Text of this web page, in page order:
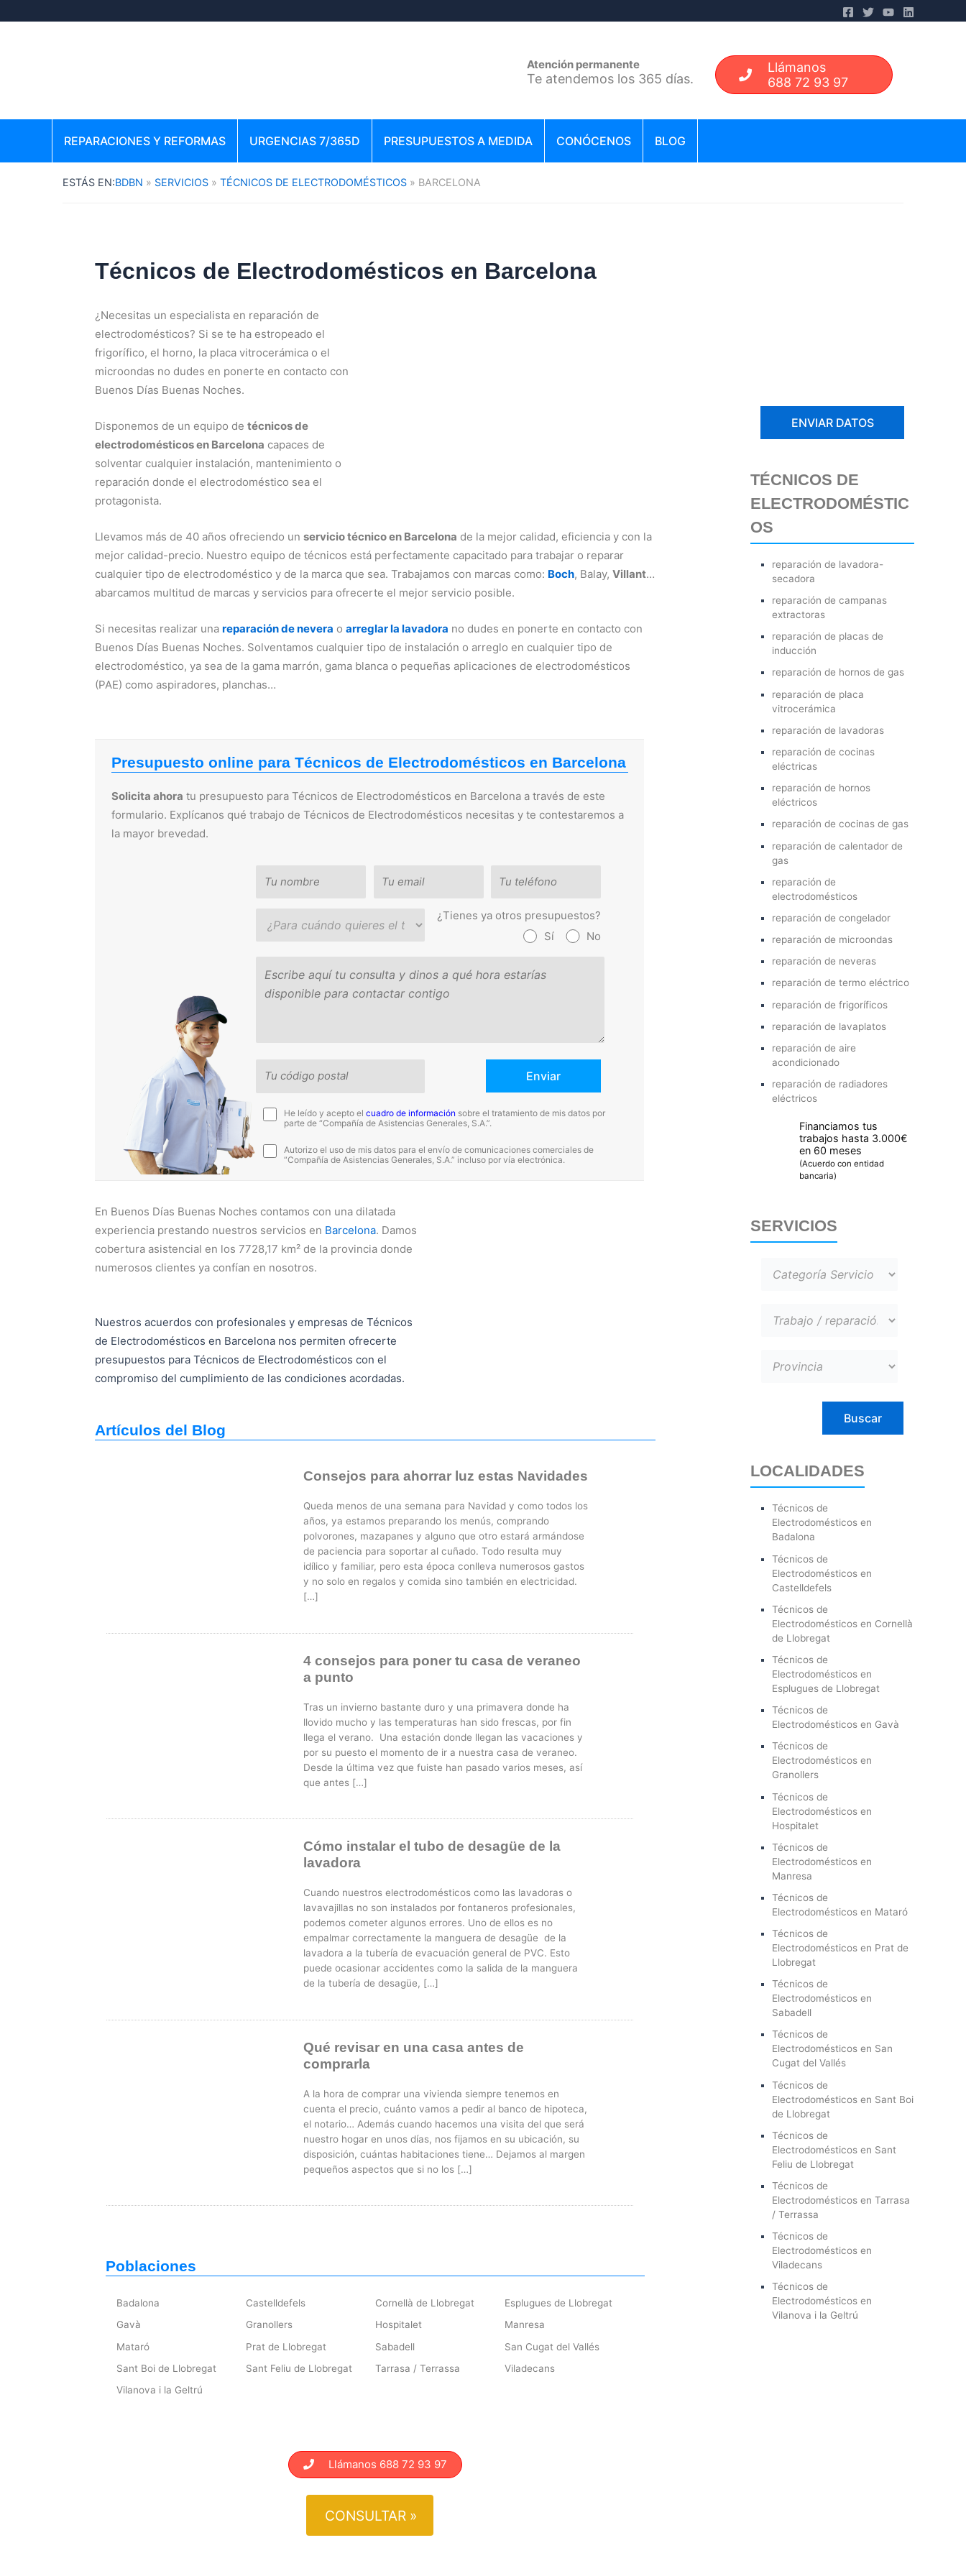
Atención permanente
Te atendemos los 365 días.
Llámanos
688 72 93 97
REPARACIONES Y REFORMAS URGENCIAS 7/365D PRESUPUESTOS A MEDIDA CONÓCENOS BLOG
BDBN SERVICIOS TÉCNICOS DE ELECTRODOMÉSTICOS BARCELONA
Técnicos de Electrodomésticos en Barcelona
¿Necesitas un especialista en reparación de
electrodomésticos? Si se te ha estropeado el
frigorífico, el horno, la placa vitrocerámica o el
microondas no dudes en ponerte en contacto con
Buenos Días Buenas Noches.
Disponemos de un equipo de técnicos de
electrodomésticos en Barcelona capaces de
solventar cualquier instalación, mantenimiento o
reparación donde el electrodoméstico sea el
protagonista.
Llevamos más de 40 años ofreciendo un servicio técnico en Barcelona de la mejor calidad, eficiencia y con la
mejor calidad-precio. Nuestro equipo de técnicos está perfectamente capacitado para trabajar o reparar
cualquier tipo de electrodoméstico y de la marca que sea. Trabajamos con marcas como: Boch, Balay, Villant…
abarcamos multitud de marcas y servicios para ofrecerte el mejor servicio posible.
Si necesitas realizar una reparación de nevera o arreglar la lavadora no dudes en ponerte en contacto con
Buenos Días Buenas Noches. Solventamos cualquier tipo de instalación o arreglo en cualquier tipo de
electrodoméstico, ya sea de la gama marrón, gama blanca o pequeñas aplicaciones de electrodomésticos
(PAE) como aspiradores, planchas…
Presupuesto online para Técnicos de Electrodomésticos en Barcelona
Solicita ahora tu presupuesto para Técnicos de Electrodomésticos en Barcelona a través de este
formulario. Explícanos qué trabajo de Técnicos de Electrodomésticos necesitas y te contestaremos a
la mayor brevedad.
¿Tienes ya otros presupuestos?
Sí
No
He leído y acepto elcuadro de información sobre el tratamiento de mis datos por
parte de “Compañía de Asistencias Generales, S.A.”.
Autorizo el uso de mis datos para el envío de comunicaciones comerciales de
“Compañía de Asistencias Generales, S.A.” incluso por vía electrónica.
En Buenos Días Buenas Noches contamos con una dilatada
experiencia prestando nuestros servicios en Barcelona. Damos
cobertura asistencial en los 7728,17 km² de la provincia donde
numerosos clientes ya confían en nosotros.
Nuestros acuerdos con profesionales y empresas de Técnicos
de Electrodomésticos en Barcelona nos permiten ofrecerte
presupuestos para Técnicos de Electrodomésticos con el
compromiso del cumplimiento de las condiciones acordadas.
Artículos del Blog
Consejos para ahorrar luz estas Navidades
Queda menos de una semana para Navidad y como todos los
años, ya estamos preparando los menús, comprando
polvorones, mazapanes y alguno que otro estará armándose
de paciencia para soportar al cuñado. Todo resulta muy
idílico y familiar, pero esta época conlleva numerosos gastos
y no solo en regalos y comida sino también en electricidad.
[…]
4 consejos para poner tu casa de veraneo
a punto
Tras un invierno bastante duro y una primavera donde ha
llovido mucho y las temperaturas han sido frescas, por fin
llega el verano. Una estación donde llegan las vacaciones y
por su puesto el momento de ir a nuestra casa de veraneo.
Desde la última vez que fuiste han pasado varios meses, así
que antes […]
Cómo instalar el tubo de desagüe de la
lavadora
Cuando nuestros electrodomésticos como las lavadoras o
lavavajillas no son instalados por fontaneros profesionales,
podemos cometer algunos errores. Uno de ellos es no
empalmar correctamente la manguera de desagüe de la
lavadora a la tubería de evacuación general de PVC. Esto
puede ocasionar accidentes como la salida de la manguera
de la tubería de desagüe, […]
Qué revisar en una casa antes de
comprarla
A la hora de comprar una vivienda siempre tenemos en
cuenta el precio, cuánto vamos a pedir al banco de hipoteca,
el notario… Además cuando hacemos una visita del que será
nuestro hogar en unos días, nos fijamos en su ubicación, su
disposición, cuántas habitaciones tiene… Dejamos al margen
pequeños aspectos que si no los […]
Poblaciones
Badalona Castelldefels Cornellà de Llobregat
Esplugues de Llobregat
Gavà
Granollers Hospitalet
Manresa
Mataró
Prat de Llobregat Sabadell
San Cugat del Vallés
Sant Boi de Llobregat
Sant Feliu de Llobregat Tarrasa / Terrassa
Viladecans
Vilanova i la Geltrú
Llámanos 688 72 93 97
CONSULTAR »
TÉCNICOS DE
ELECTRODOMÉSTIC
OS
reparación de lavadora-
secadora
reparación de campanas
extractoras
reparación de placas de
inducción
reparación de hornos de gas
reparación de placa
vitrocerámica
reparación de lavadoras
reparación de cocinas
eléctricas
reparación de hornos
eléctricos
reparación de cocinas de gas
reparación de calentador de
gas
reparación de
electrodomésticos
reparación de congelador
reparación de microondas
reparación de neveras
reparación de termo eléctrico
reparación de frigoríficos
reparación de lavaplatos
reparación de aire
acondicionado
reparación de radiadores
eléctricos
Financiamos tus
trabajos hasta 3.000€
en 60 meses
(Acuerdo con entidad
bancaria)
SERVICIOS
LOCALIDADES
Técnicos de
Electrodomésticos en
Badalona
Técnicos de
Electrodomésticos en
Castelldefels
Técnicos de
Electrodomésticos en Cornellà
de Llobregat
Técnicos de
Electrodomésticos en
Esplugues de Llobregat
Técnicos de
Electrodomésticos en Gavà
Técnicos de
Electrodomésticos en
Granollers
Técnicos de
Electrodomésticos en
Hospitalet
Técnicos de
Electrodomésticos en
Manresa
Técnicos de
Electrodomésticos en Mataró
Técnicos de
Electrodomésticos en Prat de
Llobregat
Técnicos de
Electrodomésticos en
Sabadell
Técnicos de
Electrodomésticos en San
Cugat del Vallés
Técnicos de
Electrodomésticos en Sant Boi
de Llobregat
Técnicos de
Electrodomésticos en Sant
Feliu de Llobregat
Técnicos de
Electrodomésticos en Tarrasa
/ Terrassa
Técnicos de
Electrodomésticos en
Viladecans
Técnicos de
Electrodomésticos en
Vilanova i la Geltrú